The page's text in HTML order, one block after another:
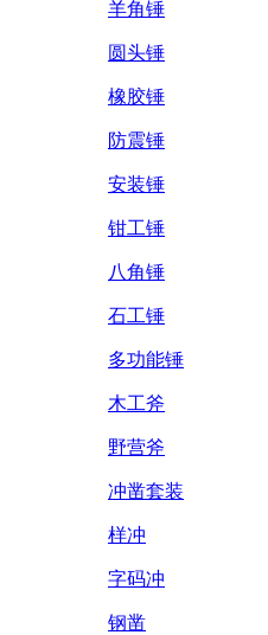
羊角锤
圆头锤
橡胶锤
防震锤
安装锤
钳工锤
八角锤
石工锤
多功能锤
木工斧
野营斧
冲凿套装
样冲
字码冲
钢凿